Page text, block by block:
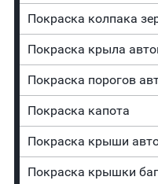
Покраска колпака
Покраска крыла
Покраска порогов
Покраска капота
Покраска крыши
Покраска крышки